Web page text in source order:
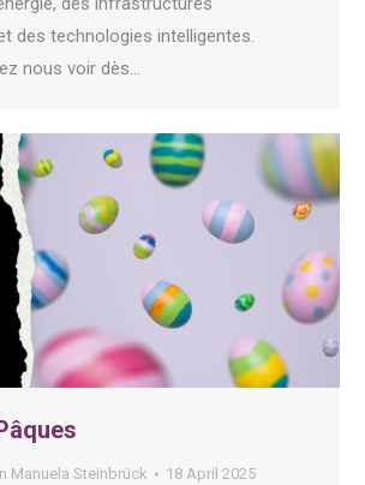
des technologies intelligentes.
nous voir dès…
Manuela Steinbrück 18 April 2025